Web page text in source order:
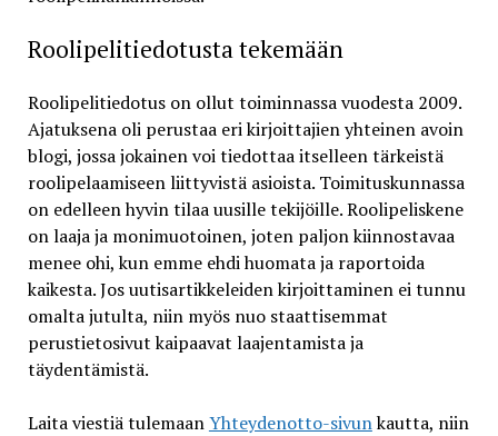
Roolipelitiedotusta tekemään
Roolipelitiedotus on ollut toiminnassa vuodesta 2009.
Ajatuksena oli perustaa eri kirjoittajien yhteinen avoin
blogi, jossa jokainen voi tiedottaa itselleen tärkeistä
roolipelaamiseen liittyvistä asioista. Toimituskunnassa
on edelleen hyvin tilaa uusille tekijöille. Roolipeliskene
on laaja ja monimuotoinen, joten paljon kiinnostavaa
menee ohi, kun emme ehdi huomata ja raportoida
kaikesta. Jos uutisartikkeleiden kirjoittaminen ei tunnu
omalta jutulta, niin myös nuo staattisemmat
perustietosivut kaipaavat laajentamista ja
täydentämistä.
Laita viestiä tulemaanYhteydenotto-sivunkautta, niin